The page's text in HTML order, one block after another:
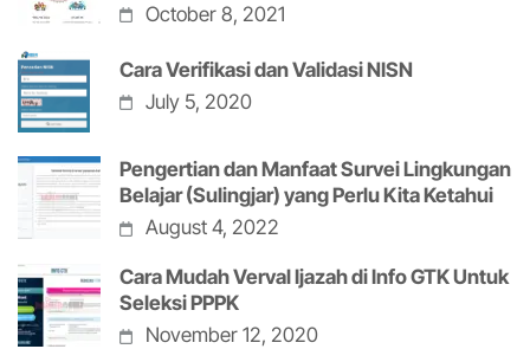
October 8, 2021
Cara Verifikasi dan Validasi NISN
July 5, 2020
Pengertian dan Manfaat Survei Lingkungan
Belajar (Sulingjar) yang Perlu Kita Ketahui
August 4, 2022
Cara Mudah Verval Ijazah di Info GTK Untuk
Seleksi PPPK
November 12, 2020